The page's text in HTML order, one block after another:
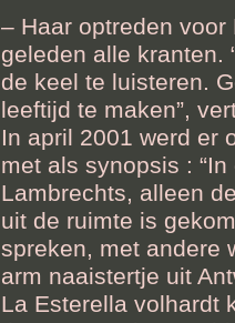
– Haar optreden
geleden alle kranten.
de keel te luisteren.
leeftijd te maken”,
In april 2001 werd er
met als synopsis :
Lambrechts, alleen
uit de ruimte is
spreken, met andere
arm naaistertje uit
La Esterella volhardt